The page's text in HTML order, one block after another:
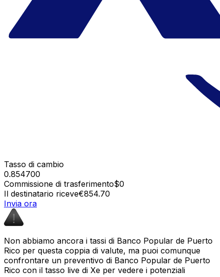
Tasso di cambio
0.854700
Commissione di trasferimento$0
Il destinatario riceve€854.70
Invia ora
Non abbiamo ancora i tassi di Banco Popular de Puerto
Rico per questa coppia di valute, ma puoi comunque
confrontare un preventivo di Banco Popular de Puerto
Rico con il tasso live di Xe per vedere i potenziali